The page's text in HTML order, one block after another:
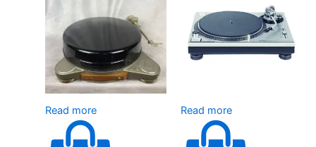
Read more Read more